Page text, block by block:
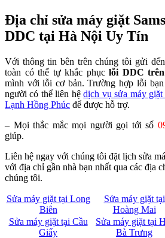
Địa chỉ sửa máy giặt
DDC tại Hà Nội Uy Tín
Với thông tin bên trên chúng tôi gửi
toàn có thể tự khắc phục lỗi DDC trên
mình với lỗi cơ bản. Trường hợp lỗi
người có thể liên hệdịch vụ sửa máy giặt
Lạnh Hồng Phúc để được hỗ trợ.
– Mọi thắc mắc mọi người gọi tới số
giúp.
Liên hệ ngay với chúng tôi đặt lịch sửa
với địa chỉ gần nhà bạn nhất qua các địa
chúng tôi.
Sửa máy giặt tại Long
Biên
Sửa máy giặt tại
Hoàng Mai
Sửa máy giặt tại Cầu
Giấy
Sửa máy giặt tại
Bà Trưng